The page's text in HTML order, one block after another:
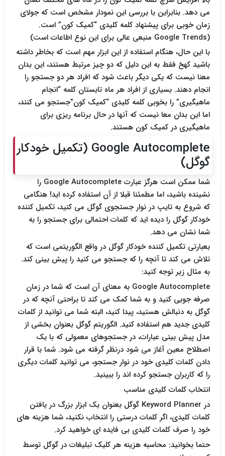
می دهد. بنابراین با بررسی این نمودار مشخص است که جولای
زمان خوبی برای پیشنهاد کلمه کلیدی “کمیک کون” است.
(Google Trends منبعی عالی برای این نوع اطاعات است)
با این حال، هنگام استفاده از این ابزار مهم است که بخاطر داشته
باشید کهخ فقط به این دلیل که دو چیز مرتبط هستند، این بدان
معنا نیست که یکی دیگر باعث شود که افراد هر دو جستجو را
انجام دهند. بسیاری از افراد هر ماه تابستان کلمه “انجام
ماهیگیری” را بخوبی کلمه کلیدی “کمیک کون”جستجو می کنند،
اما این بدان معا نیست که آنها در حال برنامه ریزی برای
ماهیگیری در کمیک کون هستند.
Google Autocomplete (تکمیل خودکار
گوگل)
شما ممکن است هرگز عبارت Google Autocomplete را
نشینده باشید، اما مطمئنا قبلا از آن استفاده کرده اید! هنگامی
که شروع به تایپ در نوار جستجوی گوگل می کنید، تکمیل کننده
خودکار گوگل را دیده اید که کلمات احتمالی برای جستجو را به
شما نشان می دهد.
بعبارتی تکمیل کننده خودکار گوگل در واقع الگوریتمی است که
تلاش می کند تا آنچه را که جستجو می کنید را پیش بینی کند.
به مثال زیر توجه کنید:
Google Autocomplete به معنای آن است که شما در زمان
صرفه جویی کنید و به شما کمک می کند تا براحتی آنچه که در
گوگل به دنبالش هستید، پیدا کنید، البته شما می توانید از کلمات
کلیدی جدید هم استفاده کنید. الگوریتم گوگل بعنوان بخشی از
مدل پیش بینی عبارات، در جستجوهای معمولی که با یک
اصطلاح معین آغاز می شود درنظر گرفته می شود. شما با قرار
دادن کلمات کلیدی خود در نوار جستجو، می توانید کلمات دیگری
را که کاربران جستجو کرده اند را ببینید.
انتخاب کلمات کلیدی مناسب
در Keyword Planner گوگل بعنوان یک ابزار بزرگ در یافتن
کلمات کلیدی، اگر کلمات درستی را انتخاب نکنید، شما هزینه های
خود را صرف کلمات کلیدی بی فایده ای خواهید کرد.
حتما بخوانید: محاسبه هزینه هر کلیک تبلیغات در گوگل توسط